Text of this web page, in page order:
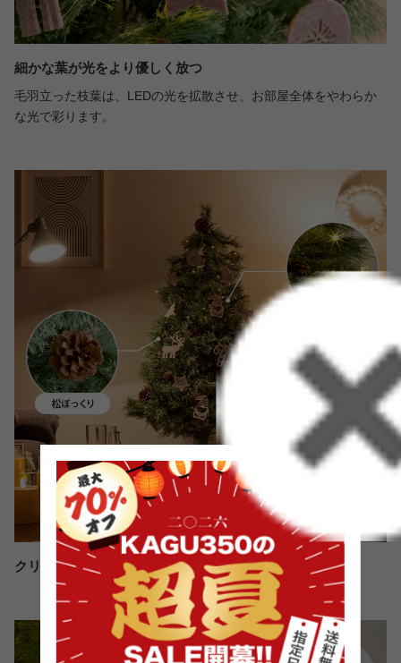
細かな葉が光をより優しく放つ
毛羽立った枝葉は、LEDの光を拡散させ、お部屋全体をやわらか
な光で彩ります。
クリスマス気分をより高める３つの付属アイテム